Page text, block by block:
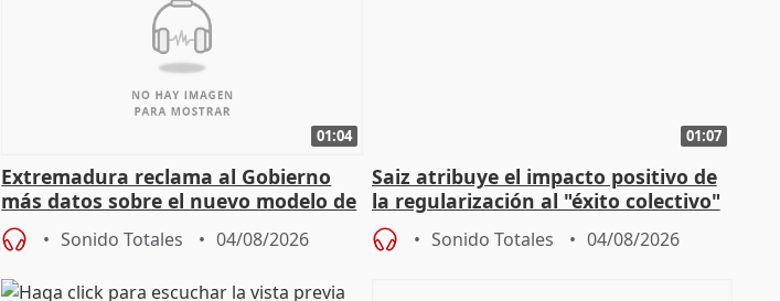
01:04
Extremadura reclama al Gobierno
más datos sobre el nuevo modelo de
financiación
Sonido Totales 04/08/2026
01:07
Saiz atribuye el impacto positivo de
la regularización al "éxito colectivo"
del Gobierno
Sonido Totales 04/08/2026